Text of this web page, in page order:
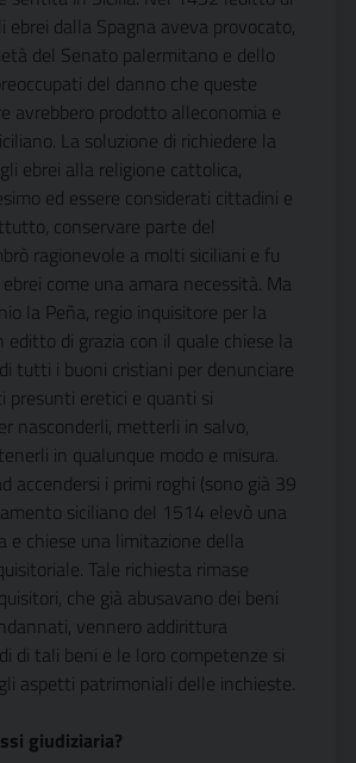
ebrei dalla Spagna aveva provocato,
del Senato palermitano e dello
del danno che queste
avrebbero prodotto alleconomia e
La soluzione di richiedere la
ebrei alla religione cattolica,
ed essere considerati cittadini e
conservare parte del
ragionevole a molti siciliani e fu
come una amara necessità. Ma
la Peña, regio inquisitore per la
editto di grazia con il quale chiese la
tutti i buoni cristiani per denunciare
presunti eretici e quanti si
nasconderli, metterli in salvo,
in qualunque modo e misura.
accendersi i primi roghi (sono già 39
siciliano del 1514 elevò una
e chiese una limitazione della
Tale richiesta rimase
che già abusavano dei beni
vennero addirittura
di tali beni e le loro competenze si
aspetti patrimoniali delle inchieste.
giudiziaria?